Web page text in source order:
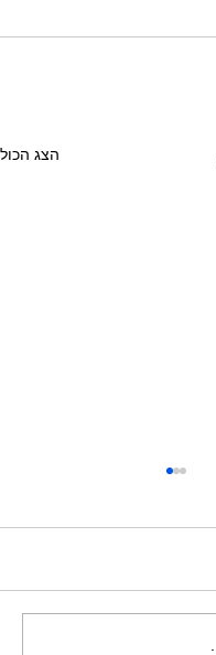
הצג הכול